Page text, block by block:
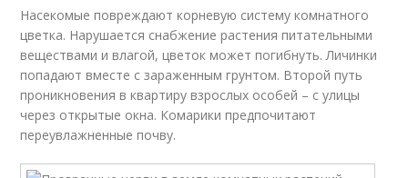
Насекомые повреждают корневую систему комнатного
цветка. Нарушается снабжение растения питательными
веществами и влагой, цветок может погибнуть. Личинки
попадают вместе с зараженным грунтом. Второй путь
проникновения в квартиру взрослых особей – с улицы
через открытые окна. Комарики предпочитают
переувлажненные почву.